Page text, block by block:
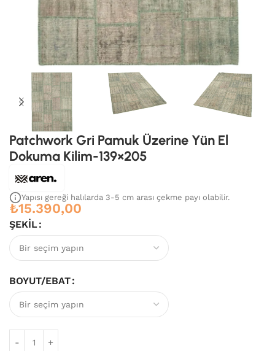
Patchwork Gri Pamuk Üzerine Yün El
Dokuma Kilim-139×205
Yapısı gereği halılarda 3-5 cm arası çekme payı olabilir.
₺15.390,00
ŞEKIL
BOYUT/EBAT